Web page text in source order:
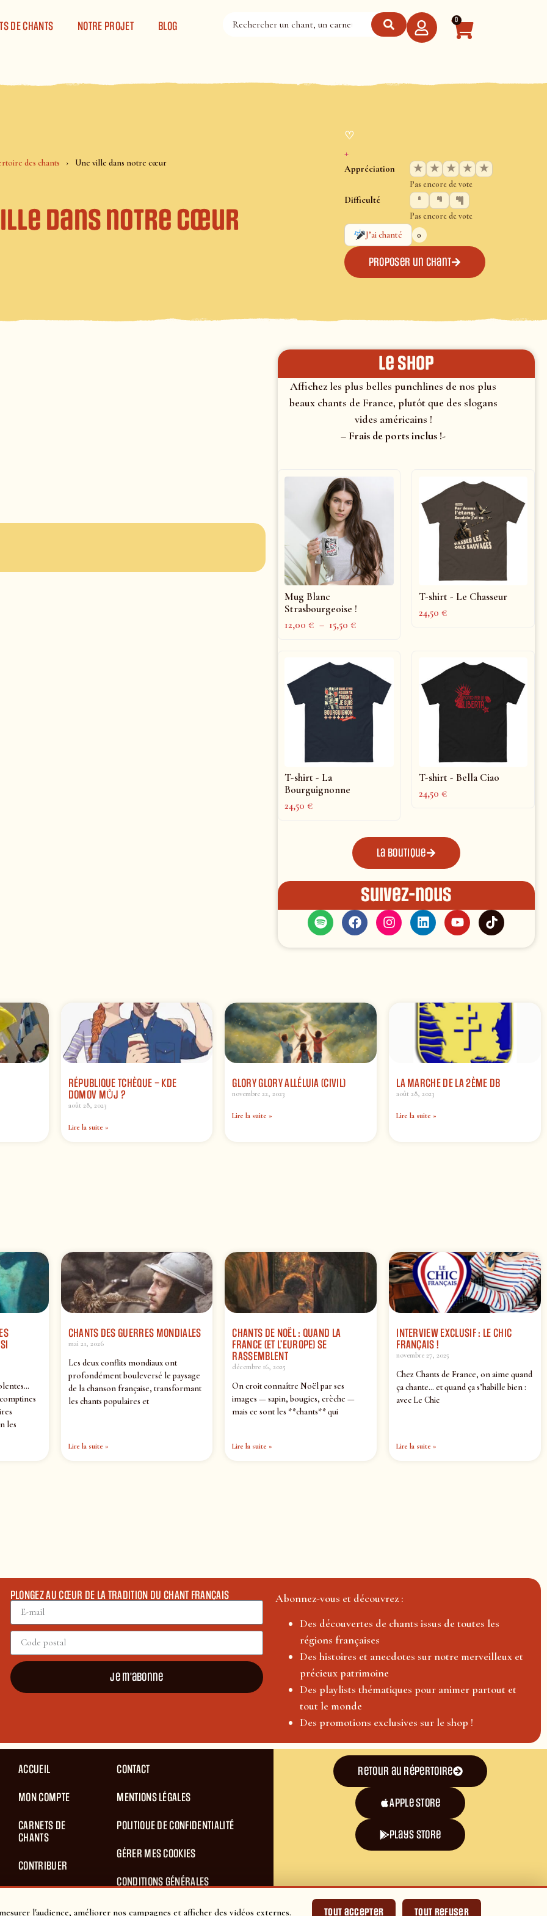
l'audience, améliorer nos campagnes et afficher des vidéos externes. Tout accepter Tout refuser
DE CHANTS NOTRE PROJET BLOG 0
des chants Une ville dans notre cœur
dans notre cœur
♡
+
Appréciation ★ ★ ★ ★ ★
Pas encore de vote
Difficulté
Pas encore de vote
J’ai chanté
0
Proposer un chant
le shop
Affichez les plus belles punchlines de nos plus
beaux chants de France, plutôt que des slogans
vides américains !
– Frais de ports inclus !-
Mug Blanc
Strasbourgeoise !
12,00€ – 15,50€
T-shirt - Le Chasseur
24,50€
T-shirt - La
Bourguignonne
24,50€
T-shirt - Bella Ciao
24,50€
La boutique
Suivez-nous
RÉPUBLIQUE TCHÈQUE – KDE
DOMOV MŮJ ?
août 28, 2023
Lire la suite »
GLORY GLORY ALLÉLUIA (CIVIL)
novembre 22, 2023
Lire la suite »
LA MARCHE DE LA 2ÈME DB
août 28, 2023
Lire la suite »
les
CHANTS DES GUERRES MONDIALES
mai 21, 2026
Les deux conflits mondiaux ont
profondément bouleversé le paysage
de la chanson française, transformant
les chants populaires et
Lire la suite »
CHANTS DE NOËL : QUAND LA
FRANCE (ET L’EUROPE) SE
RASSEMBLENT
décembre 16, 2025
On croit connaître Noël par ses
images — sapin, bougies, crèche —
mais ce sont les **chants** qui
Lire la suite »
INTERVIEW EXCLUSIF : LE CHIC
FRANÇAIS !
novembre 27, 2025
Chez Chants de France, on aime quand
ça chante… et quand ça s’habille bien :
avec Le Chic
Lire la suite »
PLONGEZ AU CŒUR DE LA TRADITION DU CHANT FRANÇAIS
Je m'abonne
Abonnez-vous et découvrez :
Des découvertes de chants issus de toutes les
régions françaises
Des histoires et anecdotes sur notre merveilleux et
précieux patrimoine
Des playlists thématiques pour animer partout et
tout le monde
Des promotions exclusives sur le shop !
ACCUEIL
MON COMPTE
CARNETS DE
CHANTS
CONTRIBUER
CONTACT
MENTIONS LÉGALES
POLITIQUE DE CONFIDENTIALITÉ
GÉRER MES COOKIES
CONDITIONS GÉNÉRALES
Retour au répertoire
Apple Store
plays store